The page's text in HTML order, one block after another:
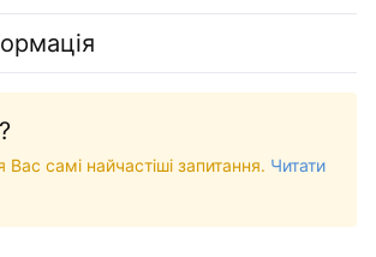
Вас самі найчастіші запитання. Читати